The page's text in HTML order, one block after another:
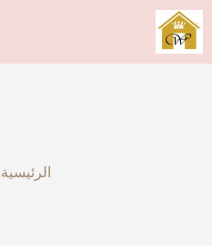
التجاوز
إلى
المحتوى
الرئيسية